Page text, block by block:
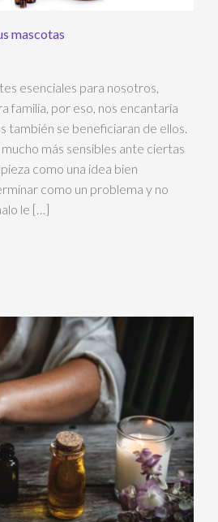
mascotas
esenciales para nosotros,
familia, por eso, nos encantaría
también se beneficiaran de ellos.
más sensibles ante ciertas
como una idea bien
como un problema y no
le […]